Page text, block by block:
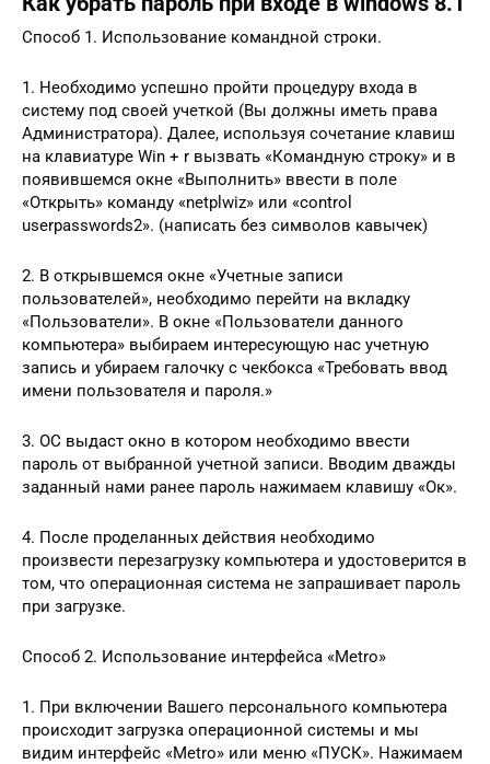
Способ 1. Использование командной строки.
1. Необходимо успешно пройти процедуру входа в
систему под своей учеткой (Вы должны иметь права
Администратора). Далее, используя сочетание клавиш
на клавиатуре Win + r вызвать «Командную строку» и в
появившемся окне «Выполнить» ввести в поле
«Открыть» команду «netplwiz» или «control
userpasswords2». (написать без символов кавычек)
2. В открывшемся окне «Учетные записи
пользователей», необходимо перейти на вкладку
«Пользователи». В окне «Пользователи данного
компьютера» выбираем интересующую нас учетную
запись и убираем галочку с чекбокса «Требовать ввод
имени пользователя и пароля.»
3. ОС выдаст окно в котором необходимо ввести
пароль от выбранной учетной записи. Вводим дважды
заданный нами ранее пароль нажимаем клавишу «Ок».
4. После проделанных действия необходимо
произвести перезагрузку компьютера и удостоверится в
том, что операционная система не запрашивает пароль
при загрузке.
Способ 2. Использование интерфейса «Metro»
1. При включении Вашего персонального компьютера
происходит загрузка операционной системы и мы
видим интерфейс «Metro» или меню «ПУСК». Нажимаем